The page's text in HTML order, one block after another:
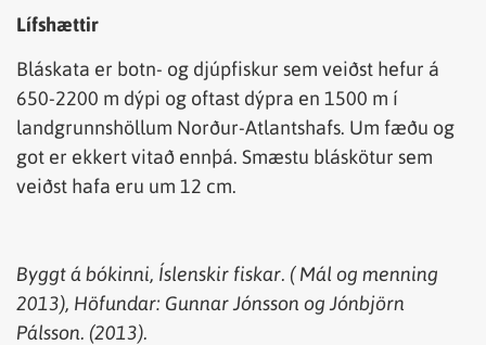
Lífshættir
Bláskata er botn- og djúpfiskur sem veiðst hefur á
650-2200 m dýpi og oftast dýpra en 1500 m í
landgrunnshöllum Norður-Atlantshafs. Um fæðu og
got er ekkert vitað ennþá. Smæstu bláskötur sem
veiðst hafa eru um 12 cm.
Byggtá bókinni, Íslenskir fiskar. (Mál og menning
2013), Höfundar: Gunnar Jónsson og Jónbjörn
Pálsson. (2013).